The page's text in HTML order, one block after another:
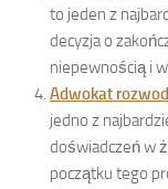
to jeden z
decyzja o
niepewnością i
Adwokat
jedno z
doświadczeń w
początku tego